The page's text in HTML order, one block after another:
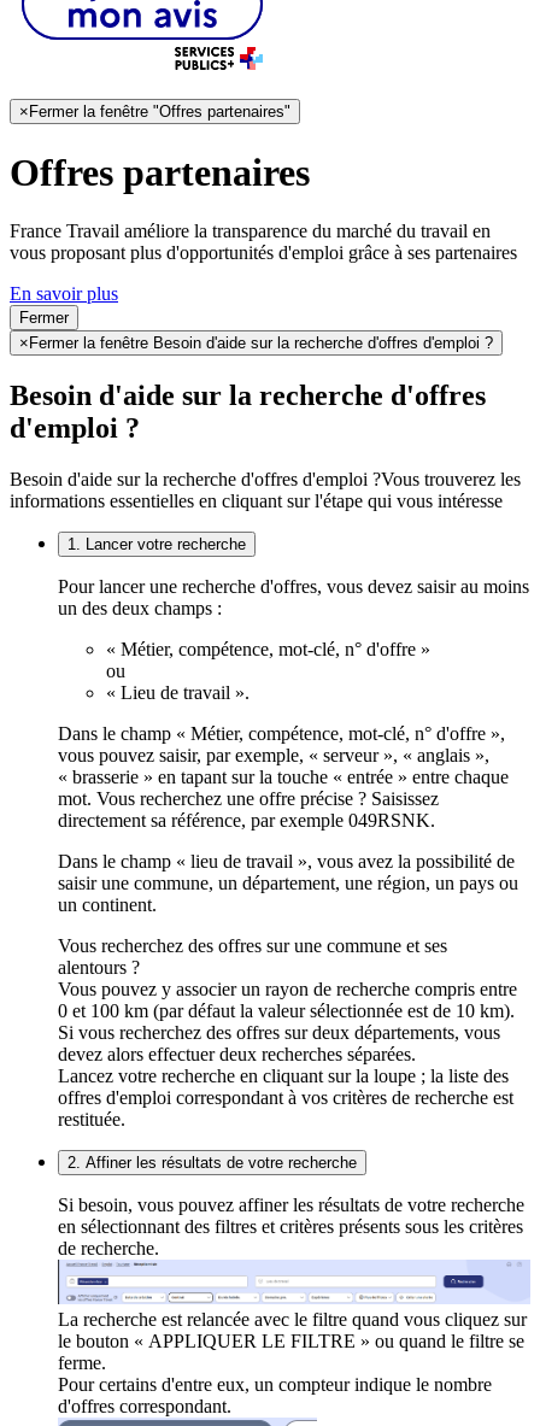
× Fermer la fenêtre "Offres partenaires"
Offres partenaires
France Travail améliore la transparence du marché du travail en
vous proposant plus d'opportunités d'emploi grâce à ses partenaires
En savoir plus
Fermer
× Fermer la fenêtre Besoin d'aide sur la recherche d'offres d'emploi ?
Besoin d'aide sur la recherche d'offres
d'emploi ?
Besoin d'aide sur la recherche d'offres d'emploi ?Vous trouverez les
informations essentielles en cliquant sur l'étape qui vous intéresse
1. Lancer votre recherche
Pour lancer une recherche d'offres, vous devez saisir au moins
un des deux champs :
« Métier, compétence, mot-clé, n° d'offre »
ou
« Lieu de travail ».
Dans le champ « Métier, compétence, mot-clé, n° d'offre »,
vous pouvez saisir, par exemple, « serveur », « anglais »,
« brasserie » en tapant sur la touche « entrée » entre chaque
mot. Vous recherchez une offre précise ? Saisissez
directement sa référence, par exemple 049RSNK.
Dans le champ « lieu de travail », vous avez la possibilité de
saisir une commune, un département, une région, un pays ou
un continent.
Vous recherchez des offres sur une commune et ses
alentours ?
Vous pouvez y associer un rayon de recherche compris entre
0 et 100 km (par défaut la valeur sélectionnée est de 10 km).
Si vous recherchez des offres sur deux départements, vous
devez alors effectuer deux recherches séparées.
Lancez votre recherche en cliquant sur la loupe ; la liste des
offres d'emploi correspondant à vos critères de recherche est
restituée.
2. Affiner les résultats de votre recherche
Si besoin, vous pouvez affiner les résultats de votre recherche
en sélectionnant des filtres et critères présents sous les critères
de recherche.
La recherche est relancée avec le filtre quand vous cliquez sur
le bouton « APPLIQUER LE FILTRE » ou quand le filtre se
ferme.
Pour certains d'entre eux, un compteur indique le nombre
d'offres correspondant.